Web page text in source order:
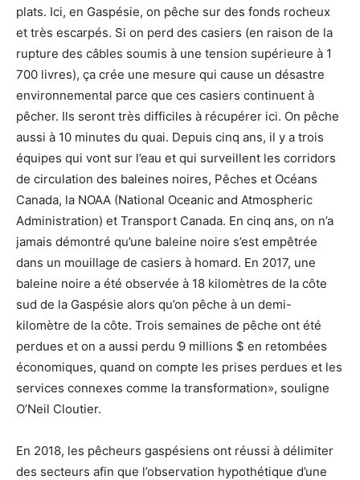
plats. Ici, en Gaspésie, on pêche sur des fonds rocheux
et très escarpés. Si on perd des casiers (en raison de la
rupture des câbles soumis à une tension supérieure à 1
700 livres), ça crée une mesure qui cause un désastre
environnemental parce que ces casiers continuent à
pêcher. Ils seront très difficiles à récupérer ici. On pêche
aussi à 10 minutes du quai. Depuis cinq ans, il y a trois
équipes qui vont sur l’eau et qui surveillent les corridors
de circulation des baleines noires, Pêches et Océans
Canada, la NOAA (National Oceanic and Atmospheric
Administration) et Transport Canada. En cinq ans, on n’a
jamais démontré qu’une baleine noire s’est empêtrée
dans un mouillage de casiers à homard. En 2017, une
baleine noire a été observée à 18 kilomètres de la côte
sud de la Gaspésie alors qu’on pêche à un demi-
kilomètre de la côte. Trois semaines de pêche ont été
perdues et on a aussi perdu 9 millions $ en retombées
économiques, quand on compte les prises perdues et les
services connexes comme la transformation», souligne
O’Neil Cloutier.
En 2018, les pêcheurs gaspésiens ont réussi à délimiter
des secteurs afin que l’observation hypothétique d’une